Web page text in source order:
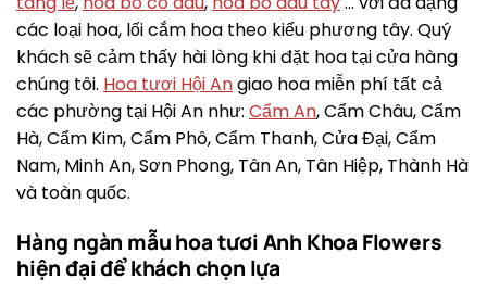
các loại hoa, lối cắm hoa theo kiểu phương tây. Quý
khách sẽ cảm thấy hài lòng khi đặt hoa tại cửa hàng
chúng tôi. Hoa tươi Hội Angiao hoa miễn phí tất cả
các phường tại Hội An như: Cẩm An, Cẩm Châu, Cẩm
Hà, Cẩm Kim, Cẩm Phô, Cẩm Thanh, Cửa Đại, Cẩm
Nam, Minh An, Sơn Phong, Tân An, Tân Hiệp, Thành Hà
và toàn quốc.
Hàng ngàn mẫu hoa tươi Anh Khoa Flowers
hiện đại để khách chọn lựa